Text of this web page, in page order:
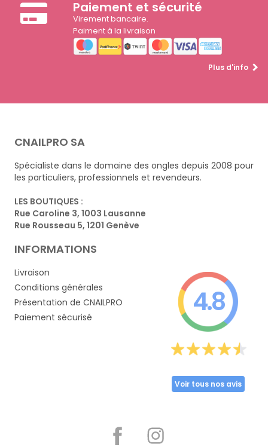
Paiement et sécurité
Virement bancaire.
Paiment à la livraison
Plus d'info
CNAILPRO SA
Spécialiste dans le domaine des ongles depuis 2008 pour
les particuliers, professionnels et revendeurs.
LES BOUTIQUES :
Rue Caroline 3, 1003 Lausanne
Rue Rousseau 5, 1201 Genève
INFORMATIONS
Livraison
Conditions générales
Présentation de CNAILPRO
Paiement sécurisé
4.8
Voir tous nos avis